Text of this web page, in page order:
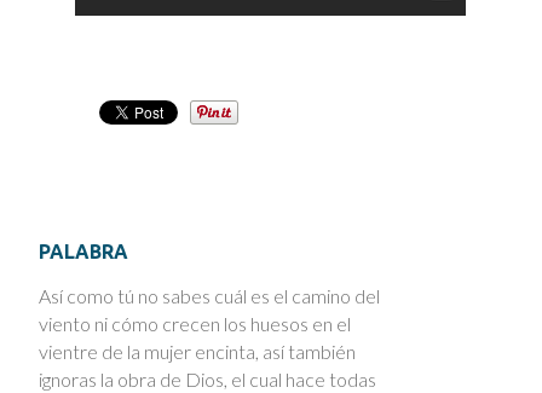
PALABRA
Así como tú no sabes cuál es el camino del
viento ni cómo crecen los huesos en el
vientre de la mujer encinta, así también
ignoras la obra de Dios, el cual hace todas